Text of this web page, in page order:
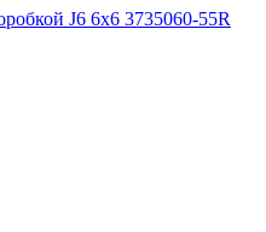
J6 6x6 3735060-55R